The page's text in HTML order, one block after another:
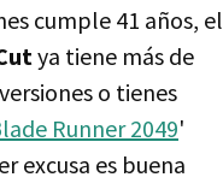
cumple 41 años, el
ya tiene más de
o tienes
Runner 2049'
excusa es buena